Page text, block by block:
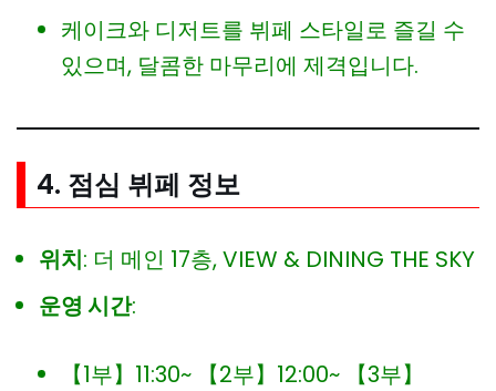
케이크와 디저트를 뷔페 스타일로 즐길 수
있으며, 달콤한 마무리에 제격입니다.
4. 점심 뷔페 정보
위치: 더 메인 17층, VIEW & DINING THE SKY
운영 시간:
【1부】11:30~ 【2부】12:00~ 【3부】